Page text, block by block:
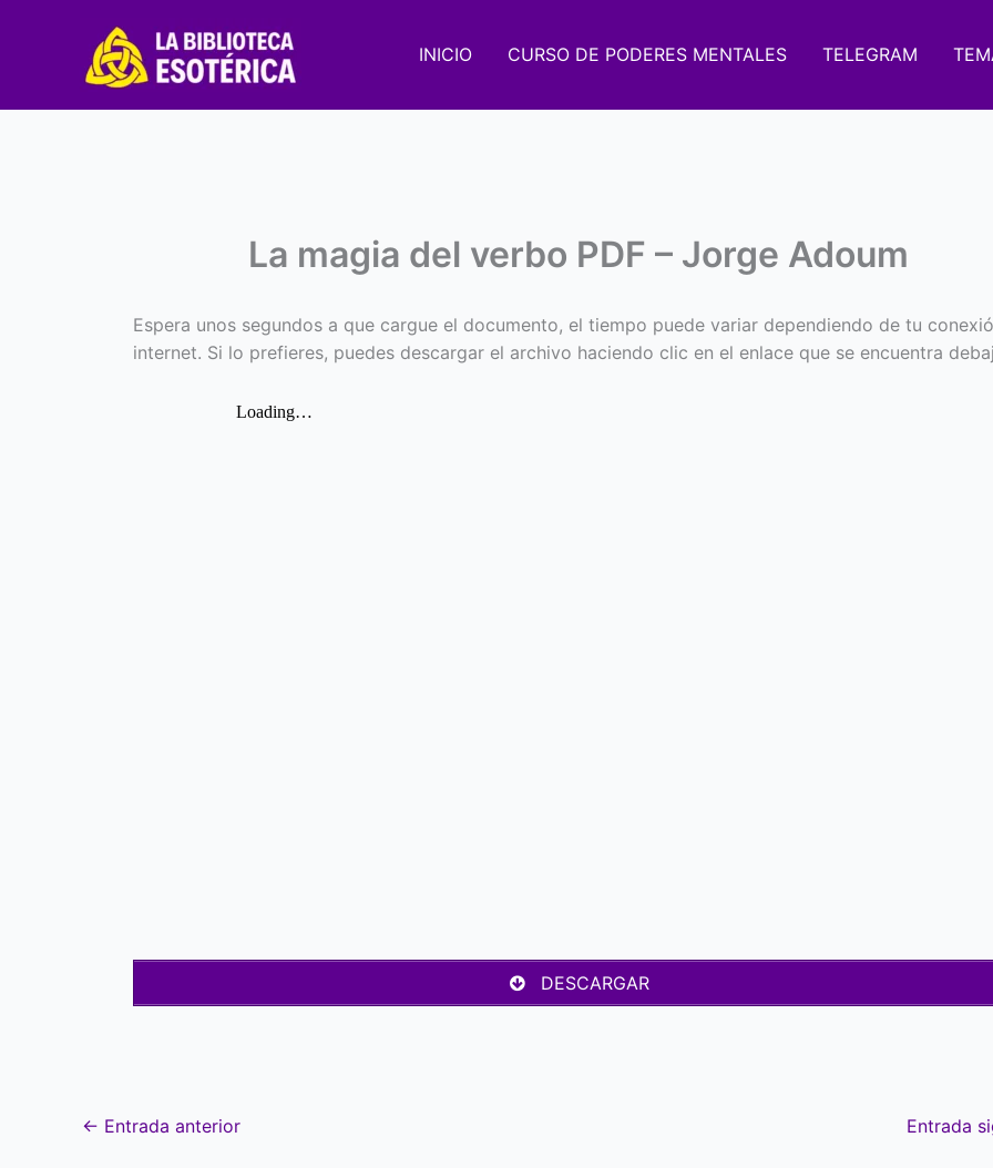
INICIO CURSO DE PODERES MENTALES TELEGRAM
La magia del verbo PDF – Jorge Adoum
Espera unos segundos a que cargue el documento, el tiempo puede variar dependiendo de tu
internet. Si lo prefieres, puedes descargar el archivo haciendo clic en el enlace que se encuentra
DESCARGAR
← Entrada anterior Entrada